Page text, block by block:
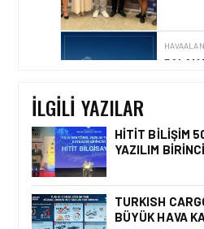
İLGILI YAZILAR
HITIT BILIŞIM
YAZILIM
TURKISH
BÜYÜK HAVA